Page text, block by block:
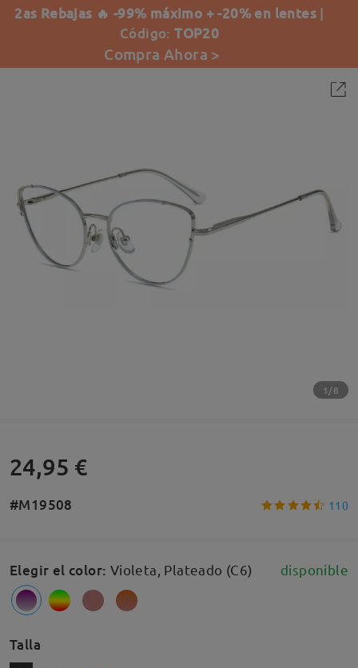
2as Rebajas 🔥 -99% máximo + -20% en lentes |
Código:TOP20
Compra Ahora >
1/8
24,95 €
#M19508 110
Elegir el color: Violeta, Plateado (C6) disponible
Talla